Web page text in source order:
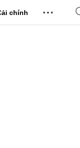
chính